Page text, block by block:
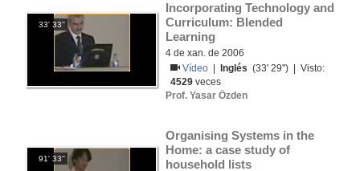
33' 33''
Incorporating Technology and
Curriculum: Blended
Learning
4 de xan. de 2006
Vídeo
Inglés (33' 29'') | Visto:
4529 veces
Prof. Yasar Özden
91' 33''
Organising Systems in the
Home: a case study of
household lists